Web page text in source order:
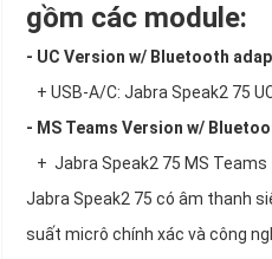
gồm các module:
- UC Version w/ Bluetooth
+ USB-A/C: Jabra Speak2 75
- MS Teams Version w/
+ Jabra Speak2 75 MS Teams
Jabra Speak2 75 có âm thanh
suất micrô chính xác và công